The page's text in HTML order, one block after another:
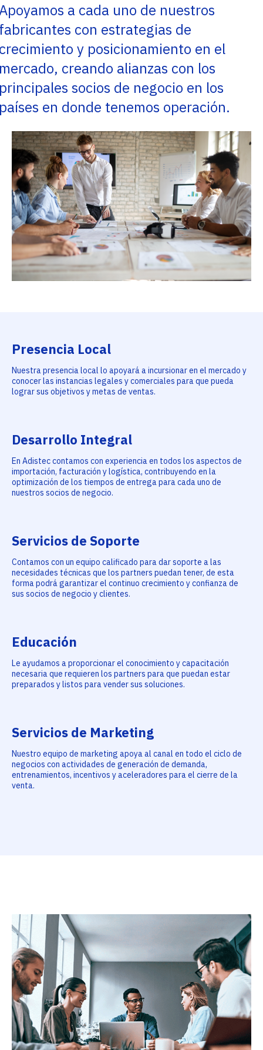
a cada uno de nuestros
con estrategias de
y posicionamiento en el
creando alianzas con los
socios de negocio en los
en donde tenemos operación.
Presencia Local
Nuestra presencia local lo apoyará a incursionar en el mercado y
conocer las instancias legales y comerciales para que pueda
lograr sus objetivos y metas de ventas.
Desarrollo Integral
En Adistec contamos con experiencia en todos los aspectos de
importación, facturación y logística, contribuyendo en la
optimización de los tiempos de entrega para cada uno de
nuestros socios de negocio.
Servicios de Soporte
Contamos con un equipo calificado para dar soporte a las
necesidades técnicas que los partners puedan tener, de esta
forma podrá garantizar el continuo crecimiento y confianza de
sus socios de negocio y clientes.
Educación
Le ayudamos a proporcionar el conocimiento y capacitación
necesaria que requieren los partners para que puedan estar
preparados y listos para vender sus soluciones.
Servicios de Marketing
Nuestro equipo de marketing apoya al canal en todo el ciclo de
negocios con actividades de generación de demanda,
entrenamientos, incentivos y aceleradores para el cierre de la
venta.